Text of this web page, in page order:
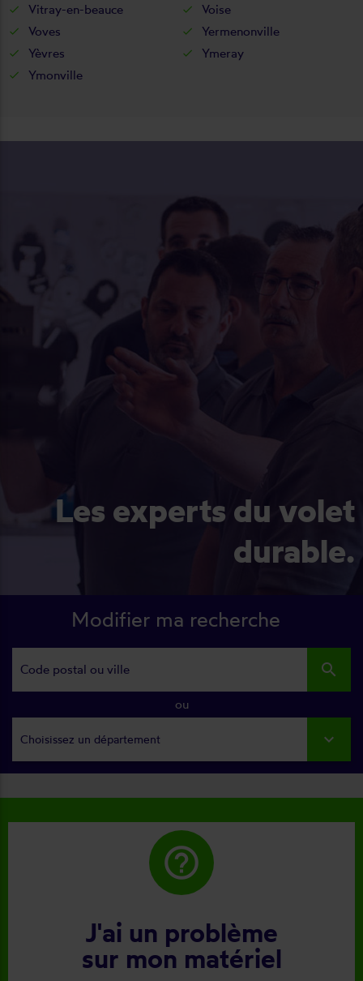
Vitray-en-beauce
Voise
Voves
Yermenonville
Yèvres
Ymeray
Ymonville
Les experts du volet
durable.
Modifier ma recherche
search
ou
Choisissez un département
help_outline
J'ai un problème
sur mon matériel